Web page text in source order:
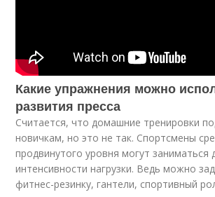
Какие упражнения можно
развития пресса
Считается, что домашние тренировки
новичкам, но это не так. Спортсмены
продвинутого уровня могут заниматься
интенсивности нагрузки. Ведь можно
фитнес-резинку, гантели, спортивный